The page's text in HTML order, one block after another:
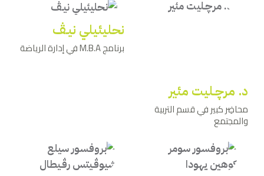
د. مرﭼـليت مئير
محاضِر كبير في قسم التربية
والمجتمع
نحليئيلي نيـﭫ
برنامج M.B.A في إدارة الرياضة